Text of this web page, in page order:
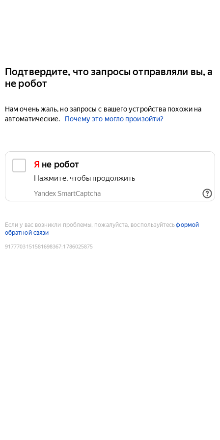
Подтвердите, что запросы отправляли вы, а
не робот
Нам очень жаль, но запросы с вашего устройства похожи на
автоматические.
Почему это могло произойти?
Я не робот
Нажмите, чтобы продолжить
Yandex SmartCaptcha
Если у вас возникли проблемы, пожалуйста, воспользуйтесьформой
обратной связи
9177703151581698367:1786025875